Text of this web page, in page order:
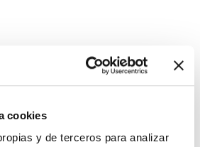
cookies
y de terceros para analizar